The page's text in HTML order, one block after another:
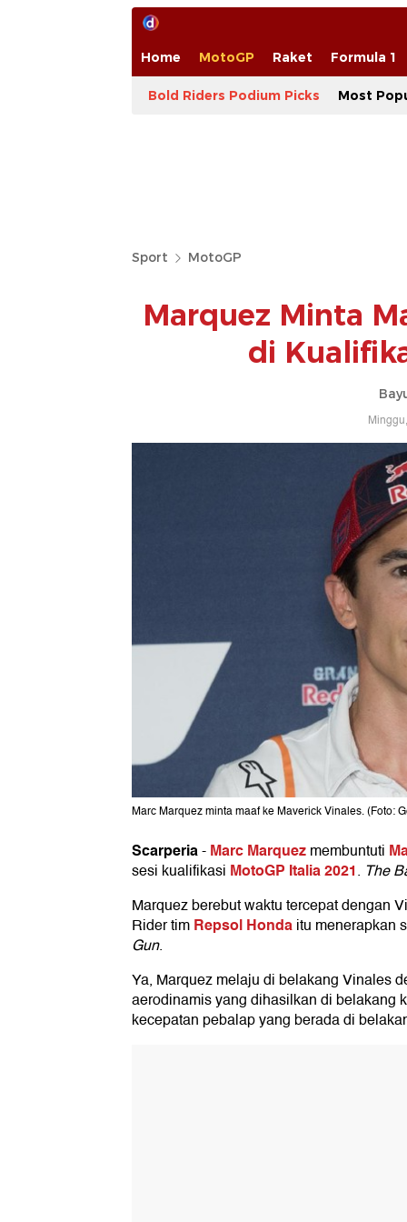
Home MotoGP Raket Formula 1
Bold Riders Podium Picks Most
Sport MotoGP
Marquez Minta
di
Marc Marquez minta maaf ke Maverick Vinales. (Foto:
Scarperia-Marc Marquezmembuntuti
sesi kualifikasi MotoGP Italia 2021. The
Marquez berebut waktu tercepat dengan
Rider timRepsol Hondaitu menerapkan
Gun.
Ya, Marquez melaju di belakang Vinales
aerodinamis yang dihasilkan di belakang
kecepatan pebalap yang berada di